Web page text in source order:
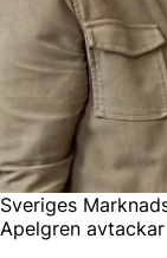
Sveriges
Apelgren